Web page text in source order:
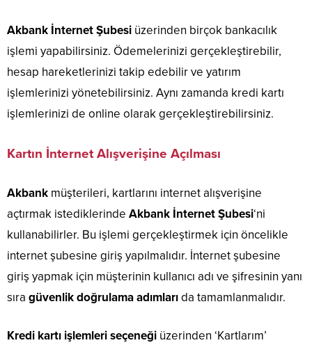
Akbank İnternet Şubesi üzerinden birçok bankacılık
işlemi yapabilirsiniz. Ödemelerinizi gerçekleştirebilir,
hesap hareketlerinizi takip edebilir ve yatırım
işlemlerinizi yönetebilirsiniz. Aynı zamanda kredi kartı
işlemlerinizi de online olarak gerçekleştirebilirsiniz.
Kartın İnternet Alışverişine Açılması
Akbank müşterileri, kartlarını internet alışverişine
açtırmak istediklerinde Akbank İnternet Şubesi‘ni
kullanabilirler. Bu işlemi gerçekleştirmek için öncelikle
internet şubesine giriş yapılmalıdır. İnternet şubesine
giriş yapmak için müşterinin kullanıcı adı ve şifresinin yanı
sıra güvenlik doğrulama adımlarıda tamamlanmalıdır.
Kredi kartı işlemleri seçeneği üzerinden ‘Kartlarım’